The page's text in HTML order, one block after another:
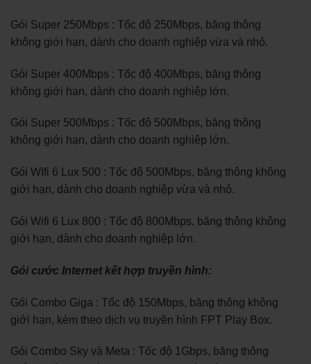
Gói Super 250Mbps : Tốc độ 250Mbps, băng thông
không giới hạn, dành cho doanh nghiệp vừa và nhỏ.
Gói Super 400Mbps : Tốc độ 400Mbps, băng thông
không giới hạn, dành cho doanh nghiệp lớn.
Gói Super 500Mbps : Tốc độ 500Mbps, băng thông
không giới hạn, dành cho doanh nghiệp lớn.
Gói WIfi 6 Lux 500 : Tốc độ 500Mbps, băng thông không
giới hạn, dành cho doanh nghiệp vừa và nhỏ.
Gói Wifi 6 Lux 800 : Tốc độ 800Mbps, băng thông không
giới hạn, dành cho doanh nghiệp lớn.
Gói cước Internet kết hợp truyền hình:
Gói Combo Giga : Tốc độ 150Mbps, băng thông không
giới hạn, kèm theo dịch vụ truyền hình FPT Play Box.
Gói Combo Sky và Meta : Tốc độ 1Gbps, băng thông